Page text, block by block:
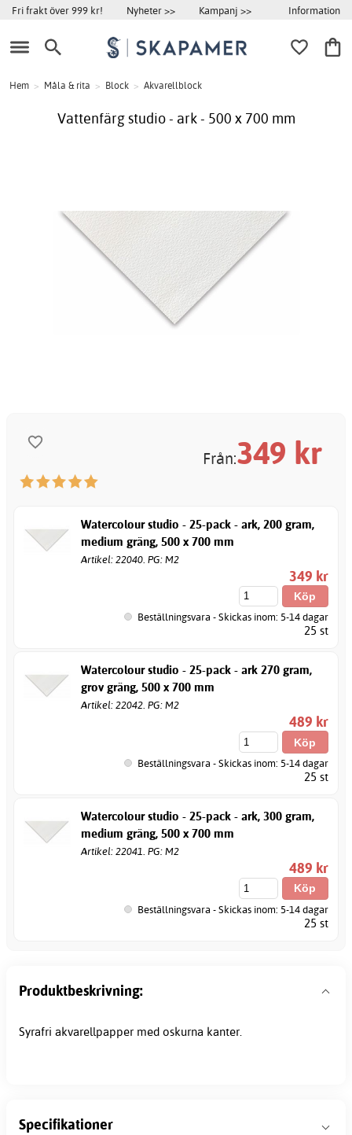
Fri frakt över 999 kr! Nyheter >> Kampanj >> Information
Hem > Måla & rita > Block > Akvarellblock
Vattenfärg studio - ark - 500 x 700 mm
Från:349 kr
Watercolour studio - 25-pack - ark, 200 gram,
medium gräng, 500 x 700 mm
Artikel: 22040. PG: M2
349 kr
Beställningsvara - Skickas inom: 5-14 dagar
25 st
Watercolour studio - 25-pack - ark 270 gram,
grov gräng, 500 x 700 mm
Artikel: 22042. PG: M2
489 kr
Beställningsvara - Skickas inom: 5-14 dagar
25 st
Watercolour studio - 25-pack - ark, 300 gram,
medium gräng, 500 x 700 mm
Artikel: 22041. PG: M2
489 kr
Beställningsvara - Skickas inom: 5-14 dagar
25 st
Produktbeskrivning:
Syrafri akvarellpapper med oskurna kanter.
Specifikationer